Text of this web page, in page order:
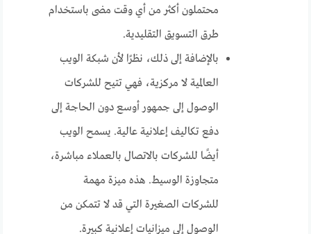
محتملون أكثر من أي وقت مضى باستخدام
طرق التسويق التقليدية.
بالإضافة إلى ذلك، نظرًا لأن شبكة الويب
العالمية لا مركزية، فهي تتيح للشركات
الوصول إلى جمهور أوسع دون الحاجة إلى
دفع تكاليف إعلانية عالية. يسمح الويب
أيضًا للشركات بالاتصال بالعملاء مباشرة،
متجاوزة الوسيط. هذه ميزة مهمة
للشركات الصغيرة التي قد لا تتمكن من
الوصول إلى ميزانيات إعلانية كبيرة.